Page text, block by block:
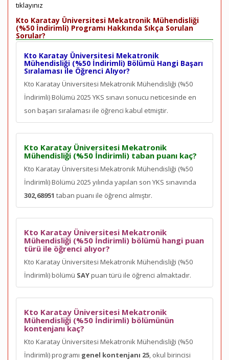
tıklayınız
Kto Karatay Üniversitesi Mekatronik Mühendisliği
(%50 İndirimli) Programı Hakkında Sıkça Sorulan
Sorular?
Kto Karatay Üniversitesi Mekatronik
Mühendisliği (%50 İndirimli) Bölümü Hangi Başarı
Sıralaması ile Öğrenci Alıyor?
Kto Karatay Üniversitesi Mekatronik Mühendisliği (%50
İndirimli) Bölümü 2025 YKS sınavı sonucu neticesinde en
son başarı sıralaması ile öğrenci kabul etmiştir.
Kto Karatay Üniversitesi Mekatronik
Mühendisliği (%50 İndirimli) taban puanı kaç?
Kto Karatay Üniversitesi Mekatronik Mühendisliği (%50
İndirimli) Bölümü 2025 yılında yapılan son YKS sınavında
302,68951 taban puanı ile öğrenci almıştır.
Kto Karatay Üniversitesi Mekatronik
Mühendisliği (%50 İndirimli) bölümü hangi puan
türü ile öğrenci alıyor?
Kto Karatay Üniversitesi Mekatronik Mühendisliği (%50
İndirimli) bölümü SAYpuan türü ile öğrenci almaktadır.
Kto Karatay Üniversitesi Mekatronik
Mühendisliği (%50 İndirimli) bölümünün
kontenjanı kaç?
Kto Karatay Üniversitesi Mekatronik Mühendisliği (%50
İndirimli) programı genel kontenjanı 25, okul birincisi